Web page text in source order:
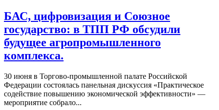
БАС, цифровизация и Союзное
государство: в ТПП РФ обсудили
будущее агропромышленного
комплекса.
30 июня в Торгово-промышленной палате Российской
Федерации состоялась панельная дискуссия «Практическое
содействие повышению экономической эффективности» —
мероприятие собрало...